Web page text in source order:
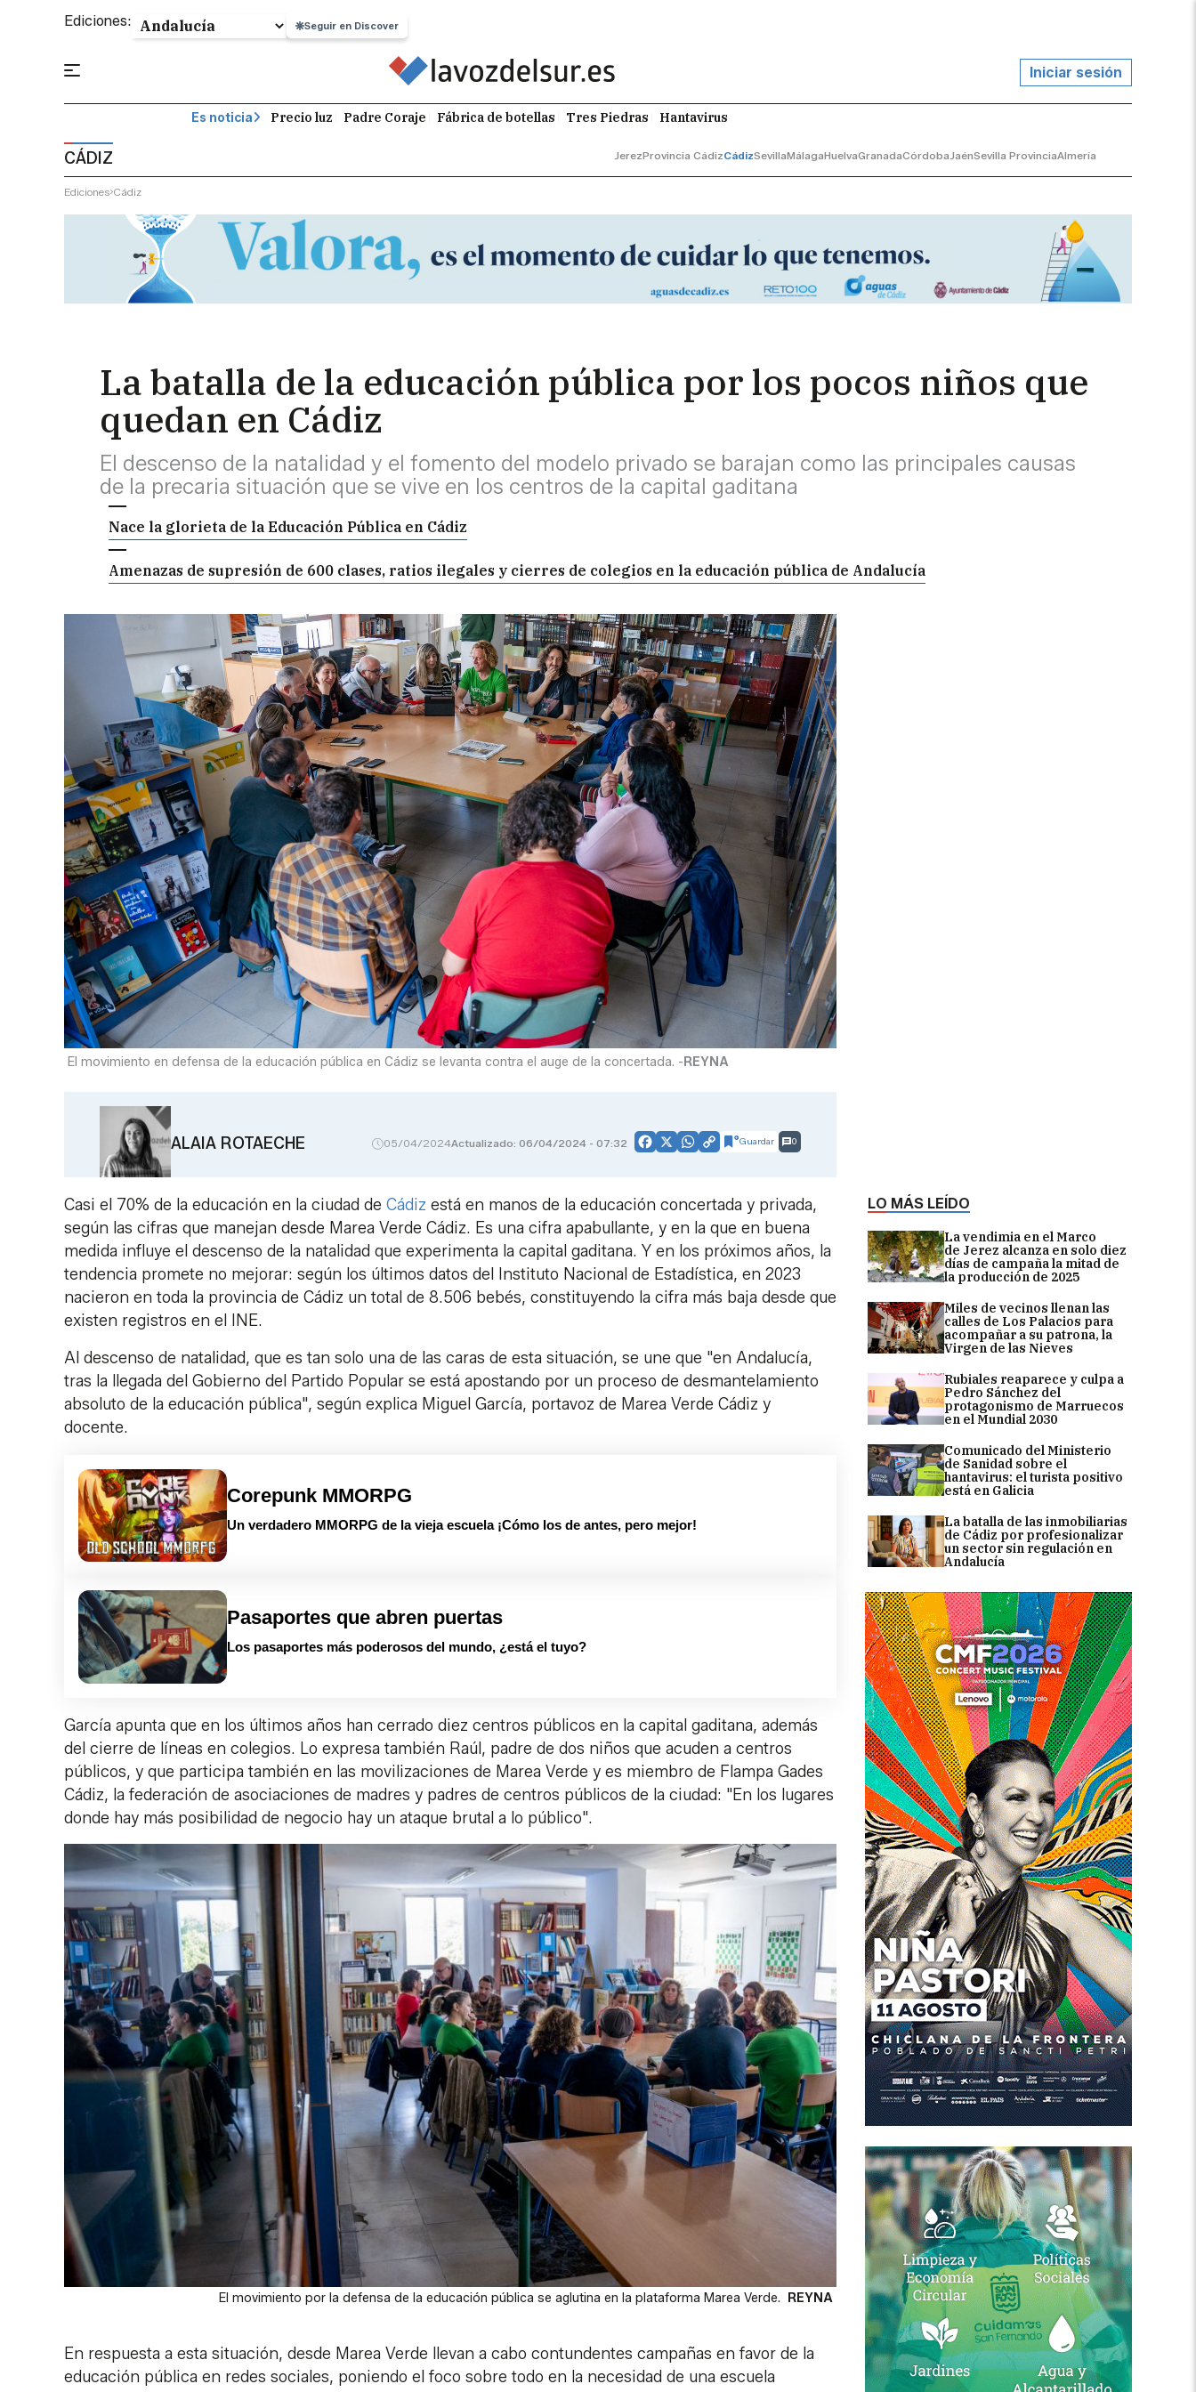
Ediciones: Seguir en Discover
Iniciar sesión
Es noticia Precio luz Padre Coraje Fábrica de botellas Tres Piedras Hantavirus
CÁDIZ JerezProvincia CádizCádizSevillaMálagaHuelvaGranadaCórdobaJaénSevilla ProvinciaAlmería
Ediciones Cádiz
La batalla de la educación pública por los pocos niños que
quedan en Cádiz
El descenso de la natalidad y el fomento del modelo privado se barajan como las principales causas
de la precaria situación que se vive en los centros de la capital gaditana
Nace la glorieta de la Educación Pública en Cádiz
Amenazas de supresión de 600 clases, ratios ilegales y cierres de colegios en la educación pública de Andalucía
LO MÁS LEÍDO
La vendimia en el Marco
de Jerez alcanza en solo diez
días de campaña la mitad de
la producción de 2025
Miles de vecinos llenan las
calles de Los Palacios para
acompañar a su patrona, la
Virgen de las Nieves
Rubiales reaparece y culpa a
Pedro Sánchez del
protagonismo de Marruecos
en el Mundial 2030
Comunicado del Ministerio
de Sanidad sobre el
hantavirus: el turista positivo
está en Galicia
La batalla de las inmobiliarias
de Cádiz por profesionalizar
un sector sin regulación en
Andalucía
El movimiento en defensa de la educación pública en Cádiz se levanta contra el auge de la concertada. - REYNA
ALAIA ROTAECHE 05/04/2024Actualizado: 06/04/2024 - 07:32 Facebook
X WhatsApp
CopyGuardar 0
Casi el 70% de la educación en la ciudad de Cádiz está en manos de la educación concertada y privada,
según las cifras que manejan desde Marea Verde Cádiz. Es una cifra apabullante, y en la que en buena
medida influye el descenso de la natalidad que experimenta la capital gaditana. Y en los próximos años, la
tendencia promete no mejorar: según los últimos datos del Instituto Nacional de Estadística, en 2023
nacieron en toda la provincia de Cádiz un total de 8.506 bebés, constituyendo la cifra más baja desde que
existen registros en el INE.
Al descenso de natalidad, que es tan solo una de las caras de esta situación, se une que "en Andalucía,
tras la llegada del Gobierno del Partido Popular se está apostando por un proceso de desmantelamiento
absoluto de la educación pública", según explica Miguel García, portavoz de Marea Verde Cádiz y
docente.
Corepunk MMORPG
Un verdadero MMORPG de la vieja escuela ¡Cómo los de antes, pero mejor!
Pasaportes que abren puertas
Los pasaportes más poderosos del mundo, ¿está el tuyo?
García apunta que en los últimos años han cerrado diez centros públicos en la capital gaditana, además
del cierre de líneas en colegios. Lo expresa también Raúl, padre de dos niños que acuden a centros
públicos, y que participa también en las movilizaciones de Marea Verde y es miembro de Flampa Gades
Cádiz, la federación de asociaciones de madres y padres de centros públicos de la ciudad: "En los lugares
donde hay más posibilidad de negocio hay un ataque brutal a lo público".
El movimiento por la defensa de la educación pública se aglutina en la plataforma Marea Verde. REYNA
En respuesta a esta situación, desde Marea Verde llevan a cabo contundentes campañas en favor de la
educación pública en redes sociales, poniendo el foco sobre todo en la necesidad de una escuela